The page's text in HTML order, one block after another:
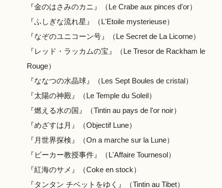
『金のはさみのカニ』（Le Crabe aux pinces d'or）
『ふしぎな流れ星』（L'Etoile mysterieuse）
『なぞのユニコーン号』（Le Secret de La Licorne）
『レッド・ラッカムの宝』（Le Tresor de Rackham le
Rouge）
『ななつの水晶球』（Les Sept Boules de cristal）
『太陽の神殿』（Le Temple du Soleil）
『燃える水の国』（Tintin au pays de l'or noir）
『めざすは月』（Objectif Lune）
『月世界探検』（On a marche sur la Lune）
『ビーカー教授事件』（L'Affaire Tournesol）
『紅海のサメ』（Coke en stock）
『タンタン チベットをゆく』（Tintin au Tibet）